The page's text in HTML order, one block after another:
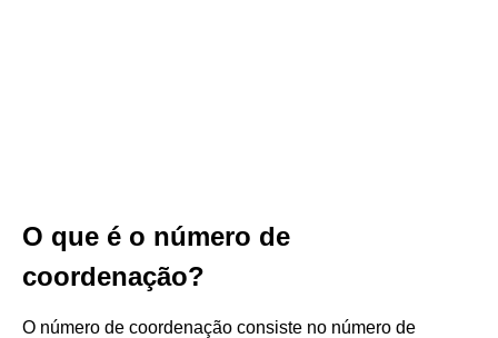
O que é o número de
coordenação?
O número de coordenação consiste no número de